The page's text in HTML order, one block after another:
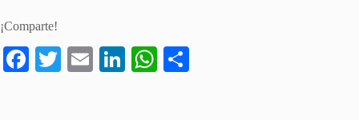
¡Comparte!
Fa T
E
Li
W